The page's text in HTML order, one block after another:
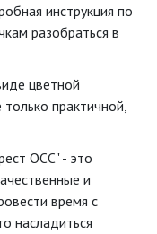
инструкция по
разобраться в
цветной
практичной,
ОСС" - это
и
время с
насладиться